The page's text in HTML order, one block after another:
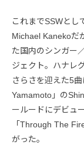
これまでSSWとし
Michael Kanekoだ
た国内のシンガー
ジェクト。ハナレ
さらさを迎えた5
Yamamoto」の
ールードにデビュ
「Through The
がった。